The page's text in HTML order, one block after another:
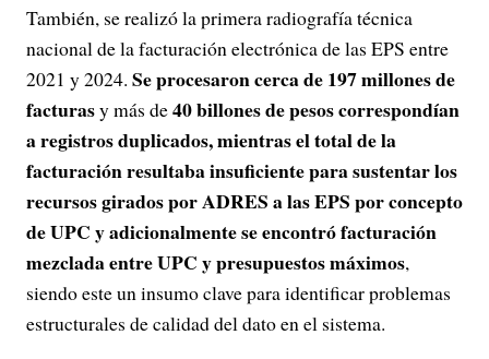
También, se realizó la primera radiografía técnica
nacional de la facturación electrónica de las EPS entre
2021 y 2024. Se procesaron cerca de 197 millones de
facturasy más de40 billones de pesos correspondían
a registros duplicados, mientras el total de la
facturación resultaba insuficiente para sustentar los
recursos girados por ADRES a las EPS por concepto
de UPC y adicionalmente se encontró facturación
mezclada entre UPC y presupuestos máximos,
siendo este un insumo clave para identificar problemas
estructurales de calidad del dato en el sistema.